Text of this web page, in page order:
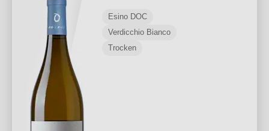
Esino DOC
Verdicchio Bianco
Trocken